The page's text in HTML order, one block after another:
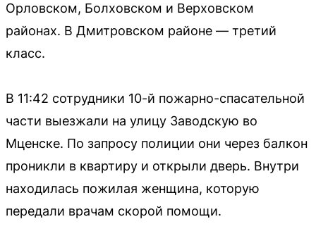
Орловском, Болховском и Верховском
районах. В Дмитровском районе — третий
класс.
В 11:42 сотрудники 10-й пожарно-спасательной
части выезжали на улицу Заводскую во
Мценске. По запросу полиции они через балкон
проникли в квартиру и открыли дверь. Внутри
находилась пожилая женщина, которую
передали врачам скорой помощи.